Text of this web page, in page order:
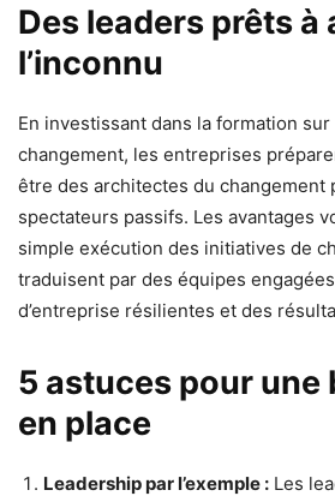
Des leaders prêts
l’inconnu
En investissant dans la formation
changement, les entreprises
être des architectes du changement
spectateurs passifs. Les avantages
simple exécution des initiatives de
traduisent par des équipes
d’entreprise résilientes et des
5 astuces pour une
en place
Leadership par l’exemple : Les